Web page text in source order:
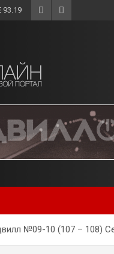
93.19
№09-10 (107 – 108)